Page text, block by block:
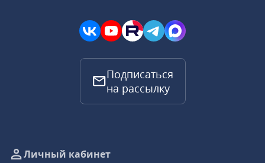
Подписаться
на рассылку
Личный кабинет